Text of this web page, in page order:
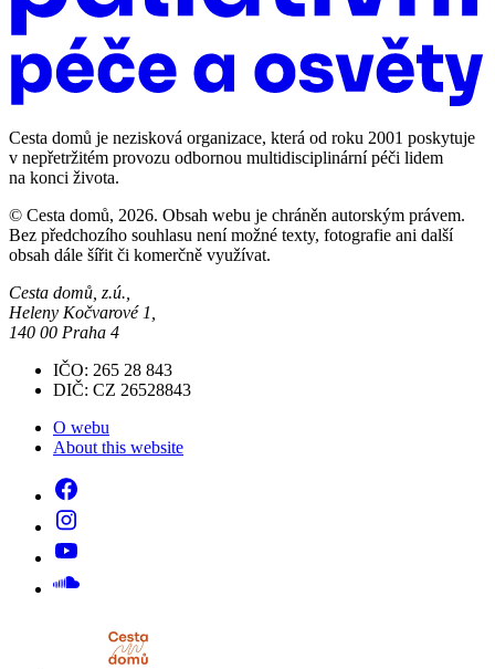
Cesta domů je nezisková organizace, která od roku 2001 poskytuje
v nepřetržitém provozu odbornou multidisciplinární péči lidem
na konci života.
© Cesta domů, 2026. Obsah webu je chráněn autorským právem.
Bez předchozího souhlasu není možné texty, fotografie ani další
obsah dále šířit či komerčně využívat.
Cesta domů, z.ú.,
Heleny Kočvarové 1,
140 00 Praha 4
IČO: 265 28 843
DIČ: CZ 26528843
O webu
About this website